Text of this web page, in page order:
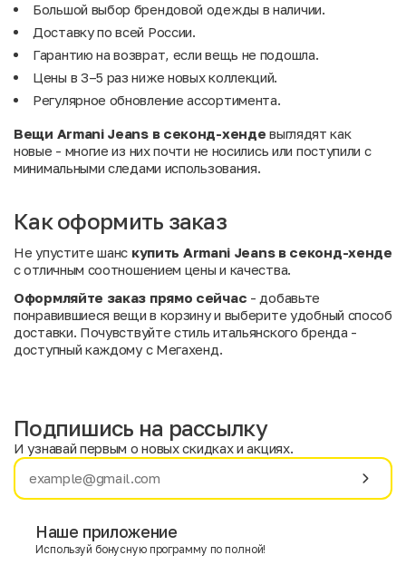
Большой выбор брендовой одежды в наличии.
Доставку по всей России.
Гарантию на возврат, если вещь не подошла.
Цены в 3–5 раз ниже новых коллекций.
Регулярное обновление ассортимента.
Вещи Armani Jeans в секонд-хендевыглядят как
новые - многие из них почти не носились или поступили с
минимальными следами использования.
Как оформить заказ
Не упустите шанс купить Armani Jeans в секонд-хенде
с отличным соотношением цены и качества.
Оформляйте заказ прямо сейчас - добавьте
понравившиеся вещи в корзину и выберите удобный способ
доставки. Почувствуйте стиль итальянского бренда -
доступный каждому с Мегахенд.
Имя
E-mail
Подпишись на рассылку
И узнавай первым о новых скидках и акциях.
Наше приложение
Используй бонусную программу по полной!